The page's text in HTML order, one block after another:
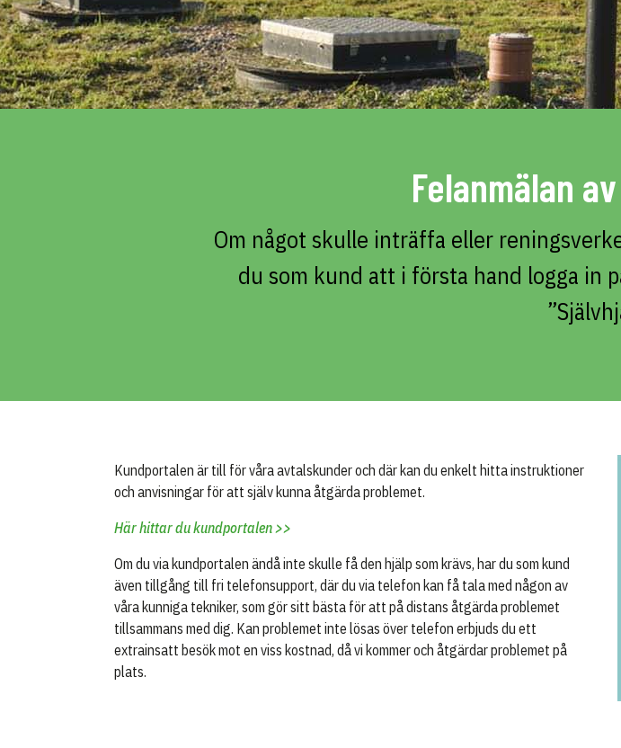
Felanmälan
Om något skulle inträffa eller
du som kund att i första hand logga in
Kundportalen är till för våra avtalskunder och där kan du enkelt hitta instruktioner
och anvisningar för att själv kunna åtgärda problemet.
Här hittar du kundportalen >>
Om du via kundportalen ändå inte skulle få den hjälp som krävs, har du som kund
även tillgång till fri telefonsupport, där du via telefon kan få tala med någon av
våra kunniga tekniker, som gör sitt bästa för att på distans åtgärda problemet
tillsammans med dig. Kan problemet inte lösas över telefon erbjuds du ett
extrainsatt besök mot en viss kostnad, då vi kommer och åtgärdar problemet på
plats.